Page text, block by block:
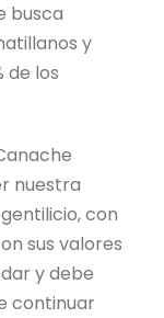
busca
y
de los
nuestra
con
sus valores
y debe
continuar